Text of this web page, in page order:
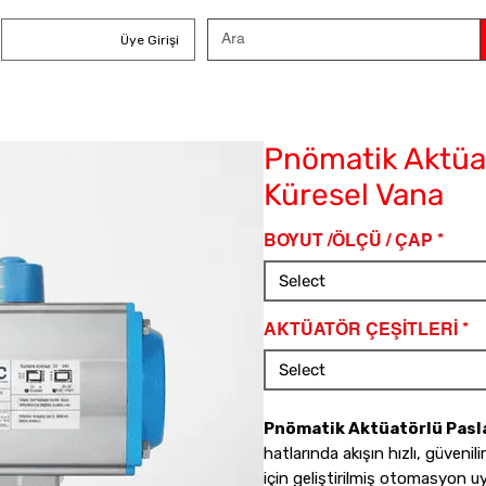
Üye Girişi
Pnömatik
Küresel Vana
BOYUT /ÖLÇÜ / ÇAP *
Select
AKTÜATÖR ÇEŞİTLERİ *
Select
Pnömatik Aktüatörlü
hatlarında akışın hızlı,
için geliştirilmiş otomasyon